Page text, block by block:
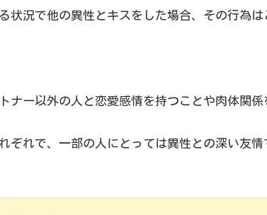
状況で他の異性とキスをした場合、その行為
ナー以外の人と恋愛感情を持つことや肉体関係
ぞれで、一部の人にとっては異性との深い友